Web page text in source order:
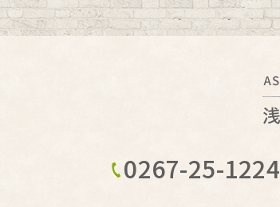
0267-25-1224